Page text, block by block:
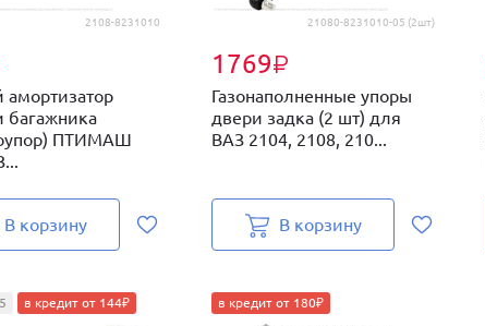
2108-8231010
амортизатор
багажника
ПТИМАШ
В корзину
21080-8231010-05 (2шт)
1769₽
Газонаполненные упоры
двери задка (2 шт) для
ВАЗ 2104, 2108, 210...
В корзину
5 в кредит от 144₽ в кредит от 180₽